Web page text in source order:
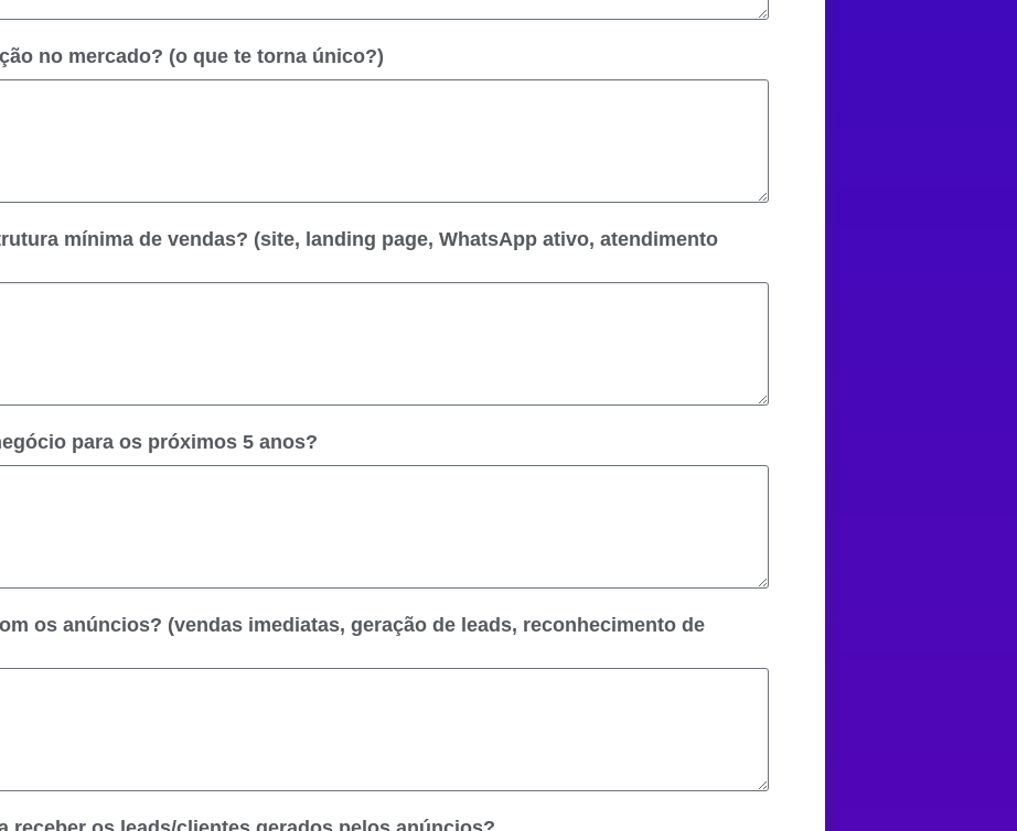
no mercado? (o que te torna único?)
mínima de vendas? (site, landing page, WhatsApp ativo, atendimento
para os próximos 5 anos?
os anúncios? (vendas imediatas, geração de leads, reconhecimento de